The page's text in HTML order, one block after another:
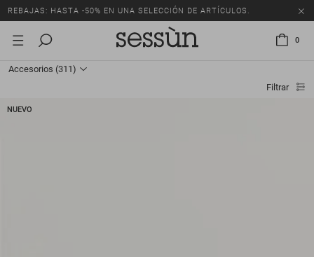
REBAJAS: HASTA -50% EN UNA SELECCIÓN DE ARTÍCULOS.
0
Accesorios (311)
Filtrar
NUEVO